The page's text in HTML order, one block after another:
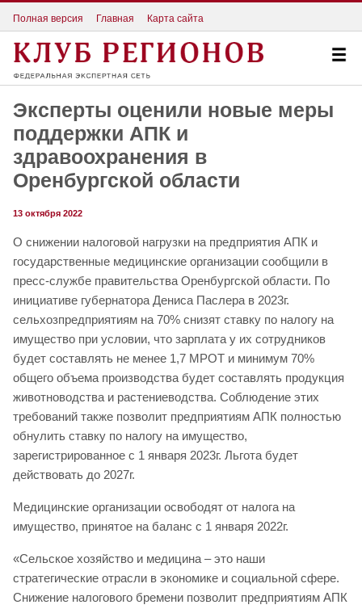
Полная версия Главная Карта сайта
Эксперты оценили новые меры
поддержки АПК и
здравоохранения в
Оренбургской области
13 октября 2022
О снижении налоговой нагрузки на предприятия АПК и
государственные медицинские организации сообщили в
пресс-службе правительства Оренбургской области. По
инициативе губернатора Дениса Паслера в 2023г.
сельхозпредприятиям на 70% снизят ставку по налогу на
имущество при условии, что зарплата у их сотрудников
будет составлять не менее 1,7 МРОТ и минимум 70%
общего объема производства будет составлять продукция
животноводства и растениеводства. Соблюдение этих
требований также позволит предприятиям АПК полностью
обнулить ставку по налогу на имущество,
зарегистрированное с 1 января 2023г. Льгота будет
действовать до 2027г.
Медицинские организации освободят от налога на
имущество, принятое на баланс с 1 января 2022г.
«Сельское хозяйство и медицина – это наши
стратегические отрасли в экономике и социальной сфере.
Снижение налогового бремени позволит предприятиям АПК